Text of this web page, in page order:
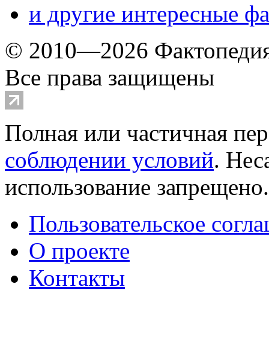
и другие интересные
© 2010—2026
Все права защищены
Полная или частичная
соблюдении условий.
использование
Пользовательское
О проекте
Контакты